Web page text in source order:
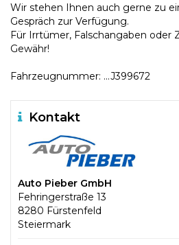
Wir stehen Ihnen auch gerne zu
Gespräch zur Verfügung.
Für Irrtümer, Falschangaben oder
Gewähr!
Fahrzeugnummer: ...J399672
Kontakt
Auto Pieber GmbH
Fehringerstraße 13
8280 Fürstenfeld
Steiermark